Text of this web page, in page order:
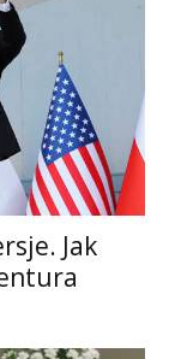
Jak